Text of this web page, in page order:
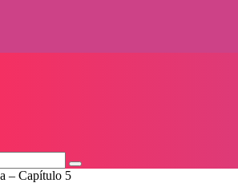
Procurar
– Capítulo 5